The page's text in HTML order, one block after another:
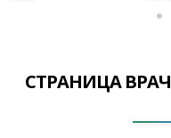
СТРАНИЦА